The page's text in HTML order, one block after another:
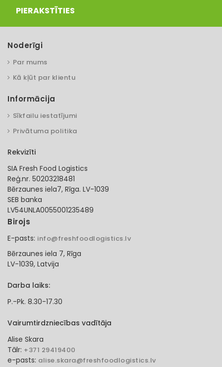
PIERAKSTĪTIES
Noderīgi
Par mums
Kā kļūt par klientu
Informācija
Sīkfailu iestatījumi
Privātuma politika
Rekvizīti
SIA Fresh Food Logistics
Reģ.nr. 50203218481
Bērzaunes iela7, Rīga. LV-1039
SEB banka
LV54UNLA0055001235489
Birojs
E-pasts: info@freshfoodlogistics.lv
Bērzaunes iela 7, Rīga
LV-1039, Latvija
Darba laiks:
P.-Pk. 8.30-17.30
Vairumtirdzniecības vadītāja
Alise Skara
Tālr: +371 29419400
e-pasts: alise.skara@freshfoodlogistics.lv